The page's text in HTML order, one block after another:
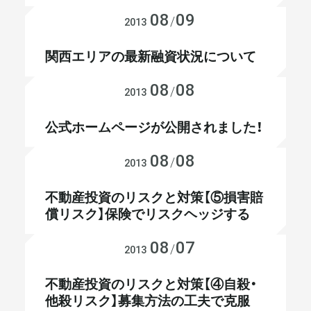
2013 08/09
関西エリアの最新融資状況について
2013 08/08
公式ホームページが公開されました！
2013 08/08
不動産投資のリスクと対策【⑤損害賠
償リスク】保険でリスクヘッジする
2013 08/07
不動産投資のリスクと対策【④自殺・
他殺リスク】募集方法の工夫で克服